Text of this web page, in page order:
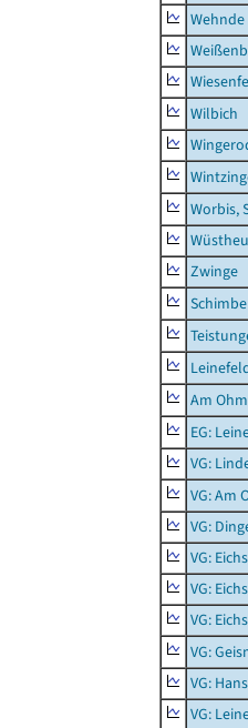
Wehnde
Wilbich
Worbis,
Zwinge
Am
EG:
VG:
VG: Am
VG:
VG:
VG:
VG:
VG:
VG:
VG: